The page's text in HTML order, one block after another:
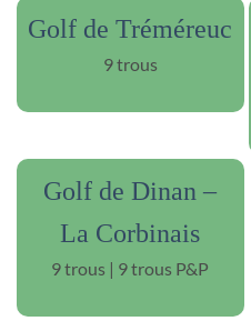
Golf de Tréméreuc
9 trous
Golf de Dinan –
La Corbinais
9 trous | 9 trous P&P